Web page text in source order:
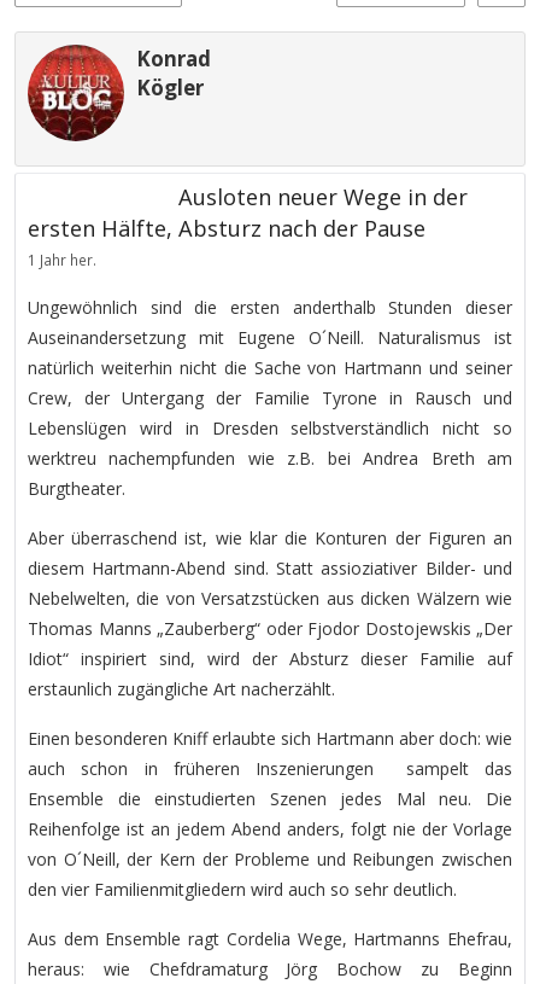
Konrad
Kögler
Ausloten neuer Wege in der
ersten Hälfte, Absturz nach der Pause
1 Jahr her.
Ungewöhnlich sind die ersten anderthalb Stunden dieser
Auseinandersetzung mit Eugene O´Neill. Naturalismus ist
natürlich weiterhin nicht die Sache von Hartmann und seiner
Crew, der Untergang der Familie Tyrone in Rausch und
Lebenslügen wird in Dresden selbstverständlich nicht so
werktreu nachempfunden wie z.B. bei Andrea Breth am
Burgtheater.
Aber überraschend ist, wie klar die Konturen der Figuren an
diesem Hartmann-Abend sind. Statt assioziativer Bilder- und
Nebelwelten, die von Versatzstücken aus dicken Wälzern wie
Thomas Manns „Zauberberg“ oder Fjodor Dostojewskis „Der
Idiot“ inspiriert sind, wird der Absturz dieser Familie auf
erstaunlich zugängliche Art nacherzählt.
Einen besonderen Kniff erlaubte sich Hartmann aber doch: wie
auch schon in früheren Inszenierungen sampelt das
Ensemble die einstudierten Szenen jedes Mal neu. Die
Reihenfolge ist an jedem Abend anders, folgt nie der Vorlage
von O´Neill, der Kern der Probleme und Reibungen zwischen
den vier Familienmitgliedern wird auch so sehr deutlich.
Aus dem Ensemble ragt Cordelia Wege, Hartmanns Ehefrau,
heraus: wie Chefdramaturg Jörg Bochow zu Beginn